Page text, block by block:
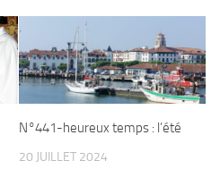
N°441-heureux temps : l’été
20 JUILLET 2024